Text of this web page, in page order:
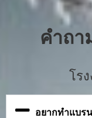
คำถา
โร
อยากทำแบร